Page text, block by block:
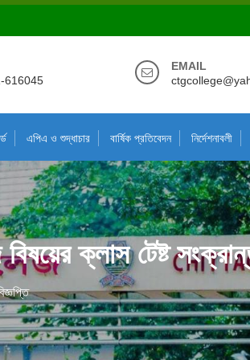
616045
EMAIL
এপিএ ও শুদ্ধাচার বার্ষিক প্রতিবেদন নির্দেশনাবলী
ক্লাস টেষ্ট